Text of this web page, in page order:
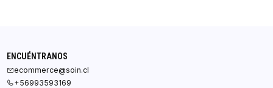
ENCUÉNTRANOS
ecommerce@soin.cl
+56993593169